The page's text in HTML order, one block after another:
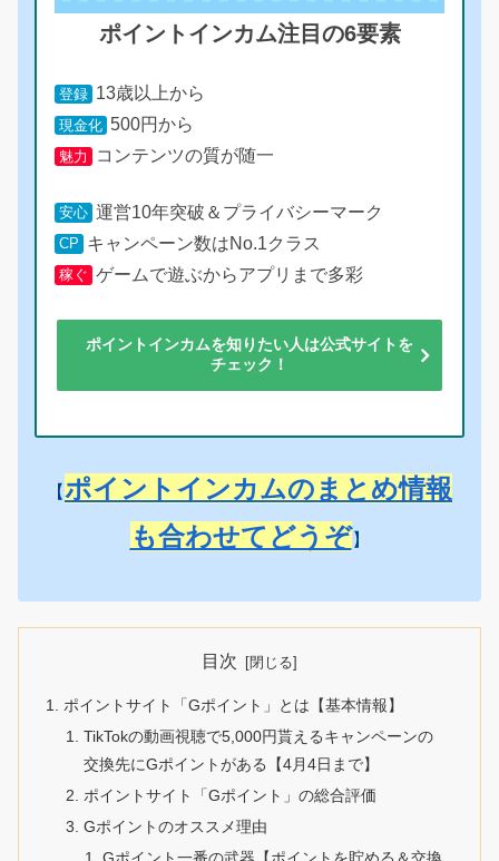
ポイントインカム注目の6要素
登録 13歳以上から
現金化 500円から
魅力 コンテンツの質が随一
安心 運営10年突破＆プライバシーマーク
CP キャンペーン数はNo.1クラス
稼ぐ ゲームで遊ぶからアプリまで多彩
ポイントインカムを知りたい人は公式サイトを
チェック！
【ポイントインカムのまとめ情報
も合わせてどうぞ 】
目次
ポイントサイト「Gポイント」とは【基本情報】
TikTokの動画視聴で5,000円貰えるキャンペーンの
交換先にGポイントがある【4月4日まで】
ポイントサイト「Gポイント」の総合評価
Gポイントのオススメ理由
Gポイント一番の武器【ポイントを貯める＆交換